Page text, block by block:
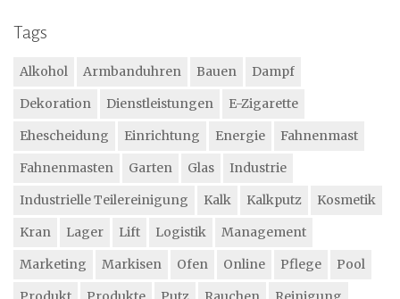
Tags
Alkohol Armbanduhren Bauen
Dampf
Dekoration
Dienstleistungen
E-Zigarette
Ehescheidung
Einrichtung Energie
Fahnenmast
Fahnenmasten
Garten Glas
Industrie
Industrielle Teilereinigung
Kalk Kalkputz
Kosmetik
Kran
Lager Lift Logistik
Management
Marketing
Markisen Ofen Online Pflege
Pool